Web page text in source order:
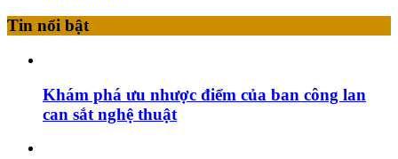
Tin nổi bật
Khám phá ưu nhược điểm của ban công lan
can sắt nghệ thuật